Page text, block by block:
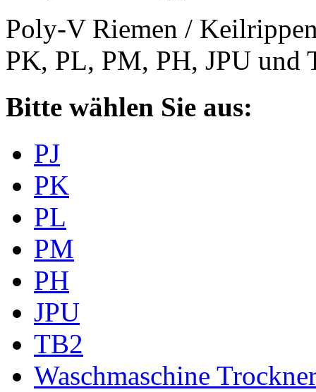
Poly-V Riemen /
PK, PL, PM, PH, JPU und
Bitte wählen Sie aus:
PJ
PK
PL
PM
PH
JPU
TB2
Waschmaschine